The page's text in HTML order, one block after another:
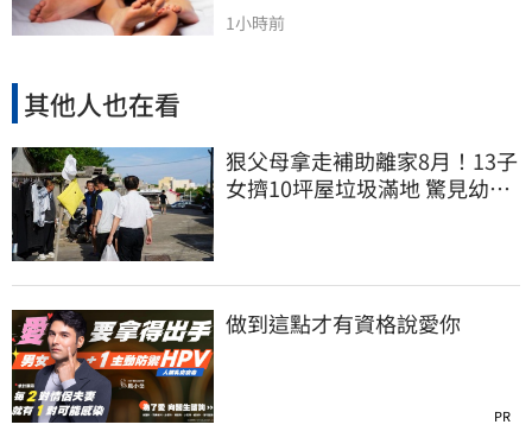
1小時前
其他人也在看
狠父母拿走補助離家8月！13子
女擠10坪屋垃圾滿地 驚見幼童
做到這點才有資格說愛你
PR